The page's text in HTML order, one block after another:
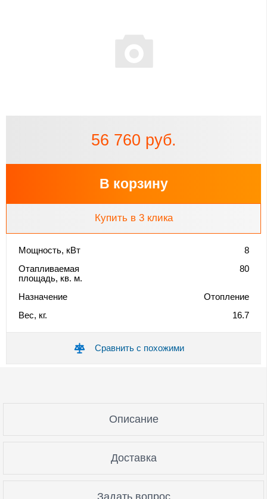
56 760 руб.
В корзину
Купить в 3 клика
Мощность, кВт
8
Отапливаемая
площадь, кв. м.
80
Назначение
Отопление
Вес, кг.
16.7
Сравнить с похожими
Описание
Доставка
Задать вопрос